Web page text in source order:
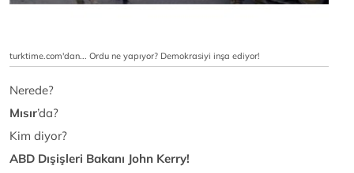
turktime.com'dan... Ordu ne yapıyor? Demokrasiyi inşa ediyor!
Nerede?
Mısır’da?
Kim diyor?
ABD Dışişleri Bakanı John Kerry!